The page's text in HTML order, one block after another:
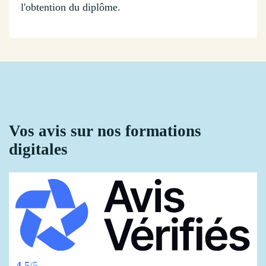
l'obtention du diplôme.
Vos avis sur nos formations
digitales